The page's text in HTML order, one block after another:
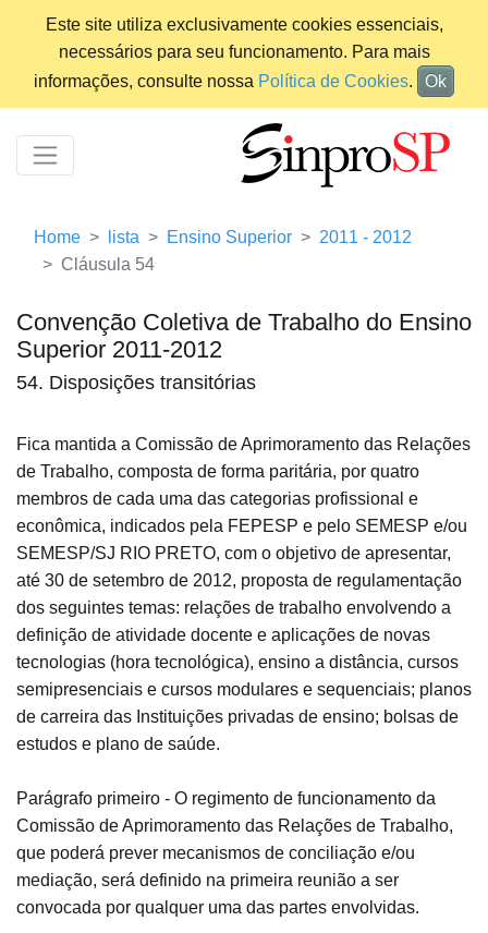
Este site utiliza exclusivamente cookies essenciais,
necessários para seu funcionamento. Para mais
informações, consulte nossa Política de Cookies. Ok
Home lista Ensino Superior
2011 - 2012
Cláusula 54
Convenção Coletiva de Trabalho do Ensino
Superior 2011-2012
54. Disposições transitórias
Fica mantida a Comissão de Aprimoramento das Relações
de Trabalho, composta de forma paritária, por quatro
membros de cada uma das categorias profissional e
econômica, indicados pela FEPESP e pelo SEMESP e/ou
SEMESP/SJ RIO PRETO, com o objetivo de apresentar,
até 30 de setembro de 2012, proposta de regulamentação
dos seguintes temas: relações de trabalho envolvendo a
definição de atividade docente e aplicações de novas
tecnologias (hora tecnológica), ensino a distância, cursos
semipresenciais e cursos modulares e sequenciais; planos
de carreira das Instituições privadas de ensino; bolsas de
estudos e plano de saúde.
Parágrafo primeiro - O regimento de funcionamento da
Comissão de Aprimoramento das Relações de Trabalho,
que poderá prever mecanismos de conciliação e/ou
mediação, será definido na primeira reunião a ser
convocada por qualquer uma das partes envolvidas.